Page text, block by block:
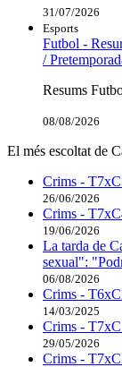
31/07/2026
Esports
Futbol -
/
Resums
08/08/2026
El més escoltat de
Crims -
26/06/2026
Crims -
19/06/2026
La tarda de
sexual":
06/08/2026
Crims -
14/03/2025
Crims -
29/05/2026
Crims -